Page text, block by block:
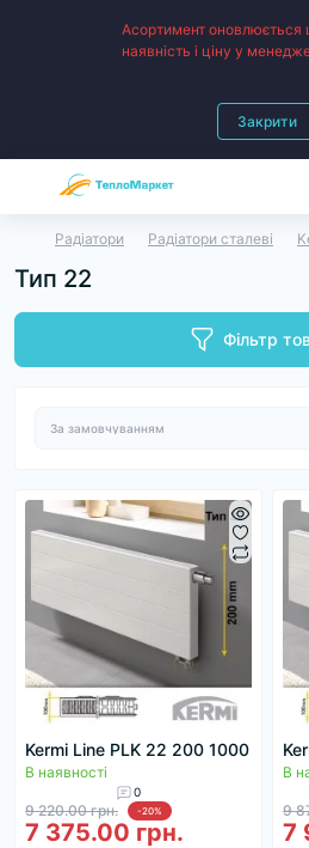
Асортимент оновлюється
наявність і ціну у
Закрити
Радіатори Радіатори сталеві
Тип 22
Фільтр
Kermi Line PLK 22 200 1000
В наявності
0
9 220.00 грн. -20%
7 375.00 грн.
В
9
7